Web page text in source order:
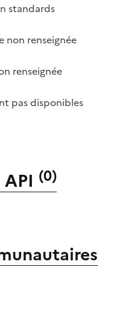
standards
non renseignée
renseignée
pas disponibles
(0)